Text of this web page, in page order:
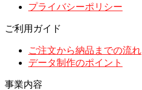
プライバシーポリシー
ご利用ガイド
ご注文から納品までの流れ
データ制作のポイント
事業内容